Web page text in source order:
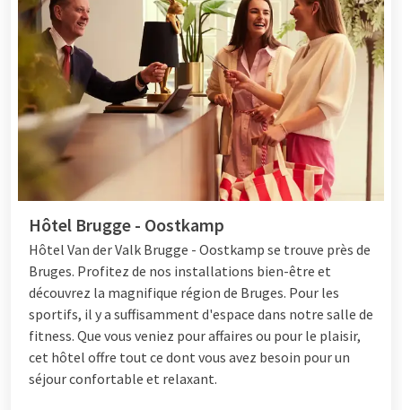
Hôtel Brugge - Oostkamp
Hôtel Van der Valk Brugge - Oostkamp se trouve près de
Bruges. Profitez de nos installations bien-être et
découvrez la magnifique région de Bruges. Pour les
sportifs, il y a suffisamment d'espace dans notre salle de
fitness. Que vous veniez pour affaires ou pour le plaisir,
cet hôtel offre tout ce dont vous avez besoin pour un
séjour confortable et relaxant.